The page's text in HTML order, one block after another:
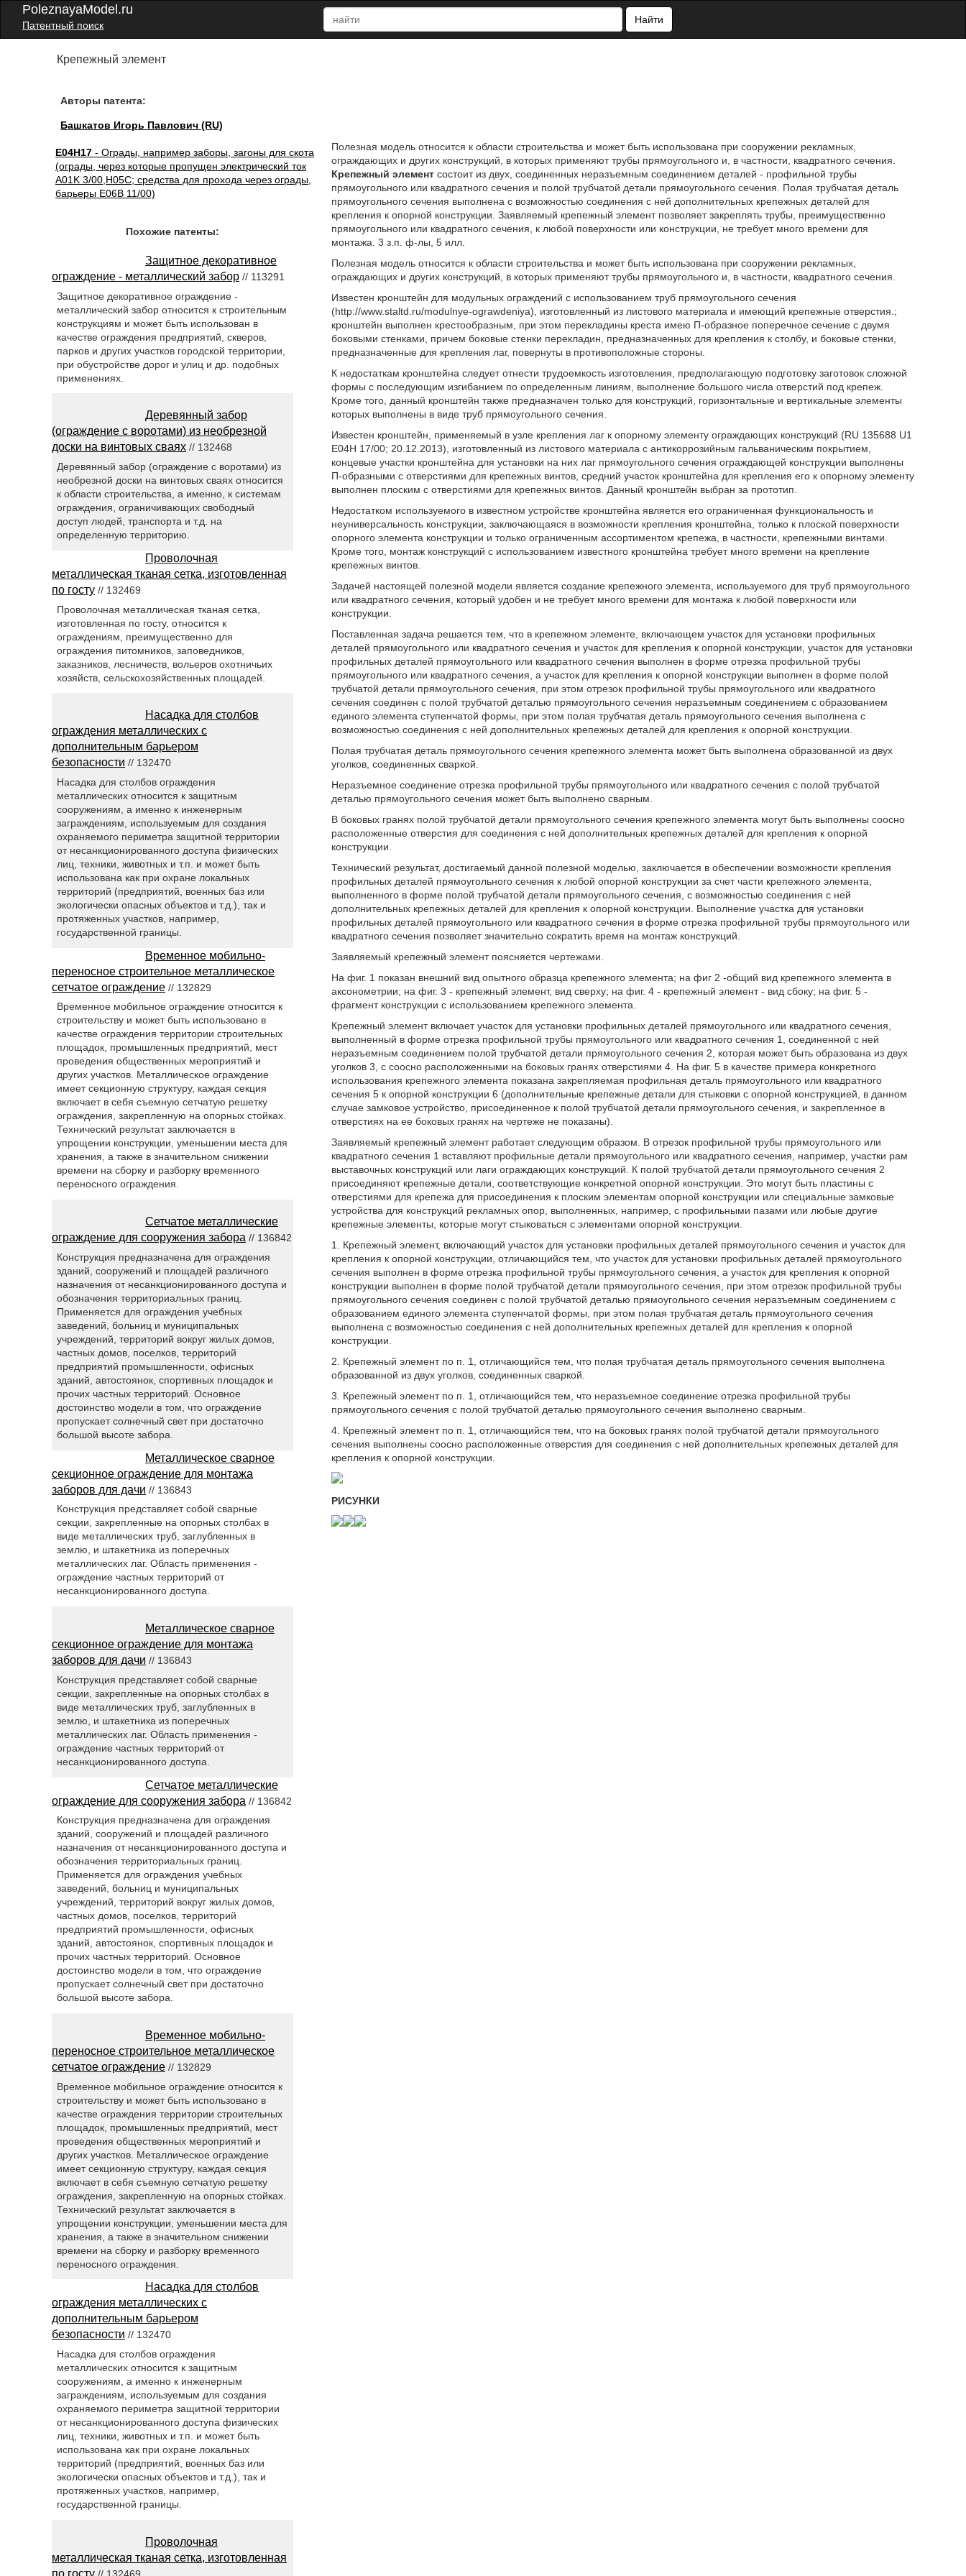
PoleznayaModel.ru
Патентный поиск
Найти
Крепежный элемент
Авторы патента:
Башкатов Игорь Павлович (RU)
E04H17 - Ограды, например заборы, загоны для скота
(ограды, через которые пропущен электрический ток
A01K 3/00,H05C; средства для прохода через ограды,
барьеры E06B 11/00)
Полезная модель относится к области строительства и может быть использована при сооружении рекламных,
ограждающих и других конструкций, в которых применяют трубы прямоугольного и, в частности, квадратного сечения.
Крепежный элементсостоит из двух, соединенных неразъемным соединением деталей - профильной трубы
прямоугольного или квадратного сечения и полой трубчатой детали прямоугольного сечения. Полая трубчатая деталь
прямоугольного сечения выполнена с возможностью соединения с ней дополнительных крепежных деталей для
крепления к опорной конструкции. Заявляемый крепежный элемент позволяет закреплять трубы, преимущественно
прямоугольного или квадратного сечения, к любой поверхности или конструкции, не требует много времени для
монтажа. 3 з.п. ф-лы, 5 илл.
Полезная модель относится к области строительства и может быть использована при сооружении рекламных,
ограждающих и других конструкций, в которых применяют трубы прямоугольного и, в частности, квадратного сечения.
Известен кронштейн для модульных ограждений с использованием труб прямоугольного сечения
(http://www.staltd.ru/modulnye-ograwdeniya), изготовленный из листового материала и имеющий крепежные отверстия.;
кронштейн выполнен крестообразным, при этом перекладины креста имею П-образное поперечное сечение с двумя
боковыми стенками, причем боковые стенки перекладин, предназначенных для крепления к столбу, и боковые стенки,
предназначенные для крепления лаг, повернуты в противоположные стороны.
К недостаткам кронштейна следует отнести трудоемкость изготовления, предполагающую подготовку заготовок сложной
формы с последующим изгибанием по определенным линиям, выполнение большого числа отверстий под крепеж.
Кроме того, данный кронштейн также предназначен только для конструкций, горизонтальные и вертикальные элементы
которых выполнены в виде труб прямоугольного сечения.
Известен кронштейн, применяемый в узле крепления лаг к опорному элементу ограждающих конструкций (RU 135688 U1
E04H 17/00; 20.12.2013), изготовленный из листового материала с антикоррозийным гальваническим покрытием,
концевые участки кронштейна для установки на них лаг прямоугольного сечения ограждающей конструкции выполнены
П-образными с отверстиями для крепежных винтов, средний участок кронштейна для крепления его к опорному элементу
выполнен плоским с отверстиями для крепежных винтов. Данный кронштейн выбран за прототип.
Недостатком используемого в известном устройстве кронштейна является его ограниченная функциональность и
неуниверсальность конструкции, заключающаяся в возможности крепления кронштейна, только к плоской поверхности
опорного элемента конструкции и только ограниченным ассортиментом крепежа, в частности, крепежными винтами.
Кроме того, монтаж конструкций с использованием известного кронштейна требует много времени на крепление
крепежных винтов.
Задачей настоящей полезной модели является создание крепежного элемента, используемого для труб прямоугольного
или квадратного сечения, который удобен и не требует много времени для монтажа к любой поверхности или
конструкции.
Поставленная задача решается тем, что в крепежном элементе, включающем участок для установки профильных
деталей прямоугольного или квадратного сечения и участок для крепления к опорной конструкции, участок для установки
профильных деталей прямоугольного или квадратного сечения выполнен в форме отрезка профильной трубы
прямоугольного или квадратного сечения, а участок для крепления к опорной конструкции выполнен в форме полой
трубчатой детали прямоугольного сечения, при этом отрезок профильной трубы прямоугольного или квадратного
сечения соединен с полой трубчатой деталью прямоугольного сечения неразъемным соединением с образованием
единого элемента ступенчатой формы, при этом полая трубчатая деталь прямоугольного сечения выполнена с
возможностью соединения с ней дополнительных крепежных деталей для крепления к опорной конструкции.
Полая трубчатая деталь прямоугольного сечения крепежного элемента может быть выполнена образованной из двух
уголков, соединенных сваркой.
Неразъемное соединение отрезка профильной трубы прямоугольного или квадратного сечения с полой трубчатой
деталью прямоугольного сечения может быть выполнено сварным.
В боковых гранях полой трубчатой детали прямоугольного сечения крепежного элемента могут быть выполнены соосно
расположенные отверстия для соединения с ней дополнительных крепежных деталей для крепления к опорной
конструкции.
Технический результат, достигаемый данной полезной моделью, заключается в обеспечении возможности крепления
профильных деталей прямоугольного сечения к любой опорной конструкции за счет части крепежного элемента,
выполненного в форме полой трубчатой детали прямоугольного сечения, с возможностью соединения с ней
дополнительных крепежных деталей для крепления к опорной конструкции. Выполнение участка для установки
профильных деталей прямоугольного или квадратного сечения в форме отрезка профильной трубы прямоугольного или
квадратного сечения позволяет значительно сократить время на монтаж конструкций.
Заявляемый крепежный элемент поясняется чертежами.
На фиг. 1 показан внешний вид опытного образца крепежного элемента; на фиг 2 -общий вид крепежного элемента в
аксонометрии; на фиг. 3 - крепежный элемент, вид сверху; на фиг. 4 - крепежный элемент - вид сбоку; на фиг. 5 -
фрагмент конструкции с использованием крепежного элемента.
Крепежный элемент включает участок для установки профильных деталей прямоугольного или квадратного сечения,
выполненный в форме отрезка профильной трубы прямоугольного или квадратного сечения 1, соединенной с ней
неразъемным соединением полой трубчатой детали прямоугольного сечения 2, которая может быть образована из двух
уголков 3, с соосно расположенными на боковых гранях отверстиями 4. На фиг. 5 в качестве примера конкретного
использования крепежного элемента показана закрепляемая профильная деталь прямоугольного или квадратного
сечения 5 к опорной конструкции 6 (дополнительные крепежные детали для стыковки с опорной конструкцией, в данном
случае замковое устройство, присоединенное к полой трубчатой детали прямоугольного сечения, и закрепленное в
отверстиях на ее боковых гранях на чертеже не показаны).
Заявляемый крепежный элемент работает следующим образом. В отрезок профильной трубы прямоугольного или
квадратного сечения 1 вставляют профильные детали прямоугольного или квадратного сечения, например, участки рам
выставочных конструкций или лаги ограждающих конструкций. К полой трубчатой детали прямоугольного сечения 2
присоединяют крепежные детали, соответствующие конкретной опорной конструкции. Это могут быть пластины с
отверстиями для крепежа для присоединения к плоским элементам опорной конструкции или специальные замковые
устройства для конструкций рекламных опор, выполненных, например, с профильными пазами или любые другие
крепежные элементы, которые могут стыковаться с элементами опорной конструкции.
1. Крепежный элемент, включающий участок для установки профильных деталей прямоугольного сечения и участок для
крепления к опорной конструкции, отличающийся тем, что участок для установки профильных деталей прямоугольного
сечения выполнен в форме отрезка профильной трубы прямоугольного сечения, а участок для крепления к опорной
конструкции выполнен в форме полой трубчатой детали прямоугольного сечения, при этом отрезок профильной трубы
прямоугольного сечения соединен с полой трубчатой деталью прямоугольного сечения неразъемным соединением с
образованием единого элемента ступенчатой формы, при этом полая трубчатая деталь прямоугольного сечения
выполнена с возможностью соединения с ней дополнительных крепежных деталей для крепления к опорной
конструкции.
2. Крепежный элемент по п. 1, отличающийся тем, что полая трубчатая деталь прямоугольного сечения выполнена
образованной из двух уголков, соединенных сваркой.
3. Крепежный элемент по п. 1, отличающийся тем, что неразъемное соединение отрезка профильной трубы
прямоугольного сечения с полой трубчатой деталью прямоугольного сечения выполнено сварным.
4. Крепежный элемент по п. 1, отличающийся тем, что на боковых гранях полой трубчатой детали прямоугольного
сечения выполнены соосно расположенные отверстия для соединения с ней дополнительных крепежных деталей для
крепления к опорной конструкции.
РИСУНКИ
Похожие патенты:
Защитное декоративное
ограждение - металлический забор // 113291
Защитное декоративное ограждение -
металлический забор относится к строительным
конструкциям и может быть использован в
качестве ограждения предприятий, скверов,
парков и других участков городской территории,
при обустройстве дорог и улиц и др. подобных
применениях.
Деревянный забор
(ограждение с воротами) из необрезной
доски на винтовых сваях // 132468
Деревянный забор (ограждение с воротами) из
необрезной доски на винтовых сваях относится
к области строительства, а именно, к системам
ограждения, ограничивающих свободный
доступ людей, транспорта и т.д. на
определенную территорию.
Проволочная
металлическая тканая сетка, изготовленная
по госту // 132469
Проволочная металлическая тканая сетка,
изготовленная по госту, относится к
ограждениям, преимущественно для
ограждения питомников, заповедников,
заказников, лесничеств, вольеров охотничьих
хозяйств, сельскохозяйственных площадей.
Насадка для столбов
ограждения металлических с
дополнительным барьером
безопасности // 132470
Насадка для столбов ограждения
металлических относится к защитным
сооружениям, а именно к инженерным
заграждениям, используемым для создания
охраняемого периметра защитной территории
от несанкционированного доступа физических
лиц, техники, животных и т.п. и может быть
использована как при охране локальных
территорий (предприятий, военных баз или
экологически опасных объектов и т.д.), так и
протяженных участков, например,
государственной границы.
Временное мобильно-
переносное строительное металлическое
сетчатое ограждение // 132829
Временное мобильное ограждение относится к
строительству и может быть использовано в
качестве ограждения территории строительных
площадок, промышленных предприятий, мест
проведения общественных мероприятий и
других участков. Металлическое ограждение
имеет секционную структуру, каждая секция
включает в себя съемную сетчатую решетку
ограждения, закрепленную на опорных стойках.
Технический результат заключается в
упрощении конструкции, уменьшении места для
хранения, а также в значительном снижении
времени на сборку и разборку временного
переносного ограждения.
Сетчатое металлические
ограждение для сооружения забора // 136842
Конструкция предназначена для ограждения
зданий, сооружений и площадей различного
назначения от несанкционированного доступа и
обозначения территориальных границ.
Применяется для ограждения учебных
заведений, больниц и муниципальных
учреждений, территорий вокруг жилых домов,
частных домов, поселков, территорий
предприятий промышленности, офисных
зданий, автостоянок, спортивных площадок и
прочих частных территорий. Основное
достоинство модели в том, что ограждение
пропускает солнечный свет при достаточно
большой высоте забора.
Металлическое сварное
секционное ограждение для монтажа
заборов для дачи // 136843
Конструкция представляет собой сварные
секции, закрепленные на опорных столбах в
виде металлических труб, заглубленных в
землю, и штакетника из поперечных
металлических лаг. Область применения -
ограждение частных территорий от
несанкционированного доступа.
Металлическое сварное
секционное ограждение для монтажа
заборов для дачи // 136843
Конструкция представляет собой сварные
секции, закрепленные на опорных столбах в
виде металлических труб, заглубленных в
землю, и штакетника из поперечных
металлических лаг. Область применения -
ограждение частных территорий от
несанкционированного доступа.
Сетчатое металлические
ограждение для сооружения забора // 136842
Конструкция предназначена для ограждения
зданий, сооружений и площадей различного
назначения от несанкционированного доступа и
обозначения территориальных границ.
Применяется для ограждения учебных
заведений, больниц и муниципальных
учреждений, территорий вокруг жилых домов,
частных домов, поселков, территорий
предприятий промышленности, офисных
зданий, автостоянок, спортивных площадок и
прочих частных территорий. Основное
достоинство модели в том, что ограждение
пропускает солнечный свет при достаточно
большой высоте забора.
Временное мобильно-
переносное строительное металлическое
сетчатое ограждение // 132829
Временное мобильное ограждение относится к
строительству и может быть использовано в
качестве ограждения территории строительных
площадок, промышленных предприятий, мест
проведения общественных мероприятий и
других участков. Металлическое ограждение
имеет секционную структуру, каждая секция
включает в себя съемную сетчатую решетку
ограждения, закрепленную на опорных стойках.
Технический результат заключается в
упрощении конструкции, уменьшении места для
хранения, а также в значительном снижении
времени на сборку и разборку временного
переносного ограждения.
Насадка для столбов
ограждения металлических с
дополнительным барьером
безопасности // 132470
Насадка для столбов ограждения
металлических относится к защитным
сооружениям, а именно к инженерным
заграждениям, используемым для создания
охраняемого периметра защитной территории
от несанкционированного доступа физических
лиц, техники, животных и т.п. и может быть
использована как при охране локальных
территорий (предприятий, военных баз или
экологически опасных объектов и т.д.), так и
протяженных участков, например,
государственной границы.
Проволочная
металлическая тканая сетка, изготовленная
по госту